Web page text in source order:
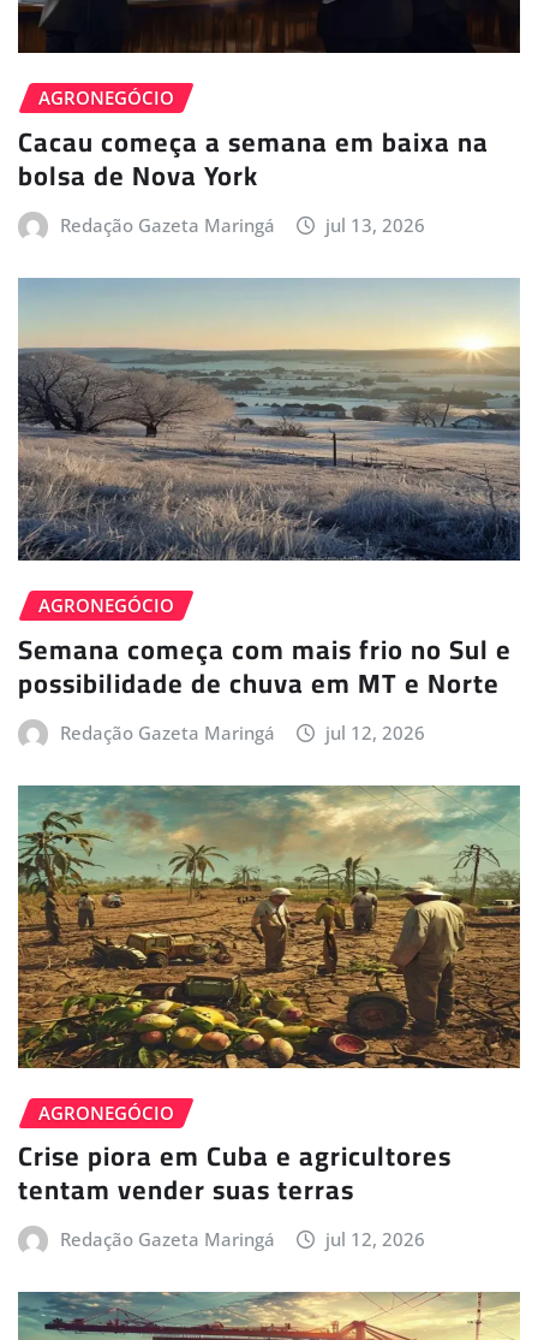
AGRONEGÓCIO
Cacau começa a semana em baixa na
bolsa de Nova York
Redação Gazeta Maringá jul 13, 2026
AGRONEGÓCIO
Semana começa com mais frio no Sul e
possibilidade de chuva em MT e Norte
Redação Gazeta Maringá jul 12, 2026
AGRONEGÓCIO
Crise piora em Cuba e agricultores
tentam vender suas terras
Redação Gazeta Maringá jul 12, 2026